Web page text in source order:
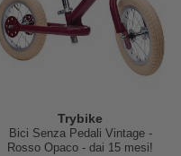
Trybike
Bici Senza Pedali Vintage -
Rosso Opaco - dai 15 mesi!